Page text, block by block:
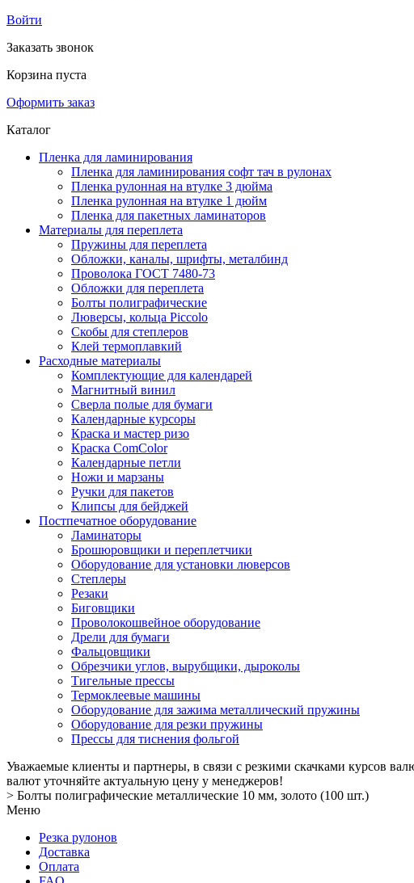
Войти
Заказать звонок
Корзина пуста
Оформить заказ
Каталог
Пленка для ламинирования
Пленка для ламинирования софт тач в рулонах
Пленка рулонная на втулке 3 дюйма
Пленка рулонная на втулке 1 дюйм
Пленка для пакетных ламинаторов
Материалы для переплета
Пружины для переплета
Обложки, каналы, шрифты, металбинд
Проволока ГОСТ 7480-73
Обложки для переплета
Болты полиграфические
Люверсы, кольца Piccolo
Скобы для степлеров
Клей термоплавкий
Расходные материалы
Комплектующие для календарей
Магнитный винил
Сверла полые для бумаги
Календарные курсоры
Краска и мастер ризо
Краска ComColor
Календарные петли
Ножи и марзаны
Ручки для пакетов
Клипсы для бейджей
Постпечатное оборудование
Ламинаторы
Брошюровщики и переплетчики
Оборудование для установки люверсов
Степлеры
Резаки
Биговщики
Проволокошвейное оборудование
Дрели для бумаги
Фальцовщики
Обрезчики углов, вырубщики, дыроколы
Тигельные прессы
Термоклеевые машины
Оборудование для зажима металлический пружины
Оборудование для резки пружины
Прессы для тиснения фольгой
Уважаемые клиенты и партнеры, в связи с резкими скачками курсов
валют уточняйте актуальную цену у менеджеров!
> Болты полиграфические металлические 10 мм, золото (100 шт.)
Меню
Резка рулонов
Доставка
Оплата